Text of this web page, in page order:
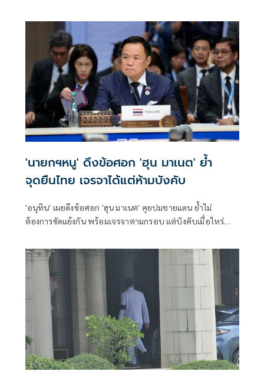
ให้ประเทศชาติ
'นายกฯหนู' ดึงข้อศอก 'ฮุน มาเนต' ย้ำ
จุดยืนไทย เจรจาได้แต่ห้ามบังคับ
'อนุทิน' เผยดึงข้อศอก 'ฮุน มาเนต' คุยปมชายแดน ย้ำไม่
ต้องการขัดแย้งกัน พร้อมเจรจาตามกรอบ แต่บังคับเมื่อไหร่
ตาย